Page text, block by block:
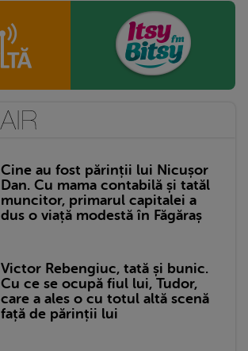
Cine au fost părinții lui Nicușor
Dan. Cu mama contabilă și tatăl
muncitor, primarul capitalei a
dus o viață modestă în Făgăraș
Victor Rebengiuc, tată și bunic.
Cu ce se ocupă fiul lui, Tudor,
care a ales o cu totul altă scenă
față de părinții lui